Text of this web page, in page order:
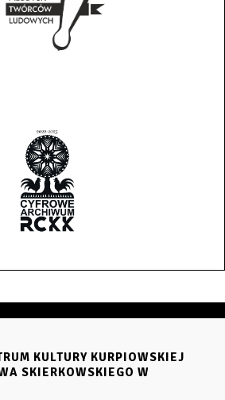
KULTURY KURPIOWSKIEJ
SKIERKOWSKIEGO W